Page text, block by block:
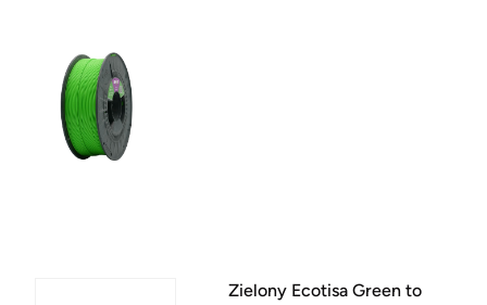
Zielony Ecotisa Green to